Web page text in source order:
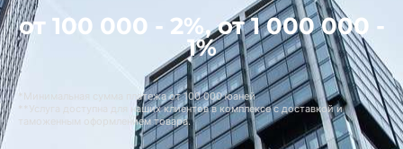
от 100 000 - 2%, от 1 000 000 -
1%
*Минимальная сумма платежа от 100 000 юаней
**Услуга доступна для наших клиентов в комплексе с доставкой и
таможенным оформлением товара.